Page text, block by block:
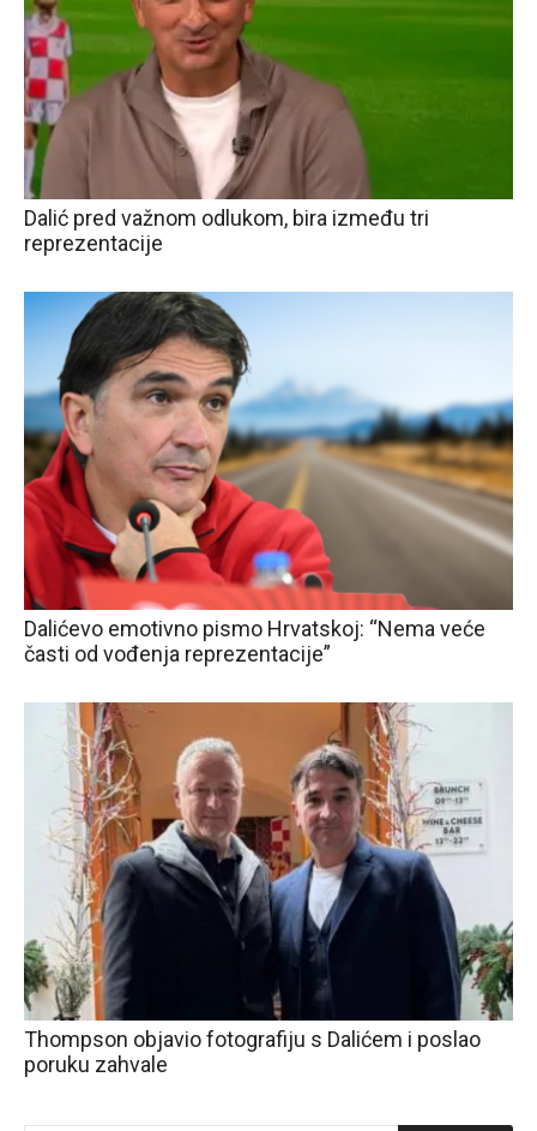
Dalić pred važnom odlukom, bira između tri
reprezentacije
Dalićevo emotivno pismo Hrvatskoj: “Nema veće
časti od vođenja reprezentacije”
Thompson objavio fotografiju s Dalićem i poslao
poruku zahvale